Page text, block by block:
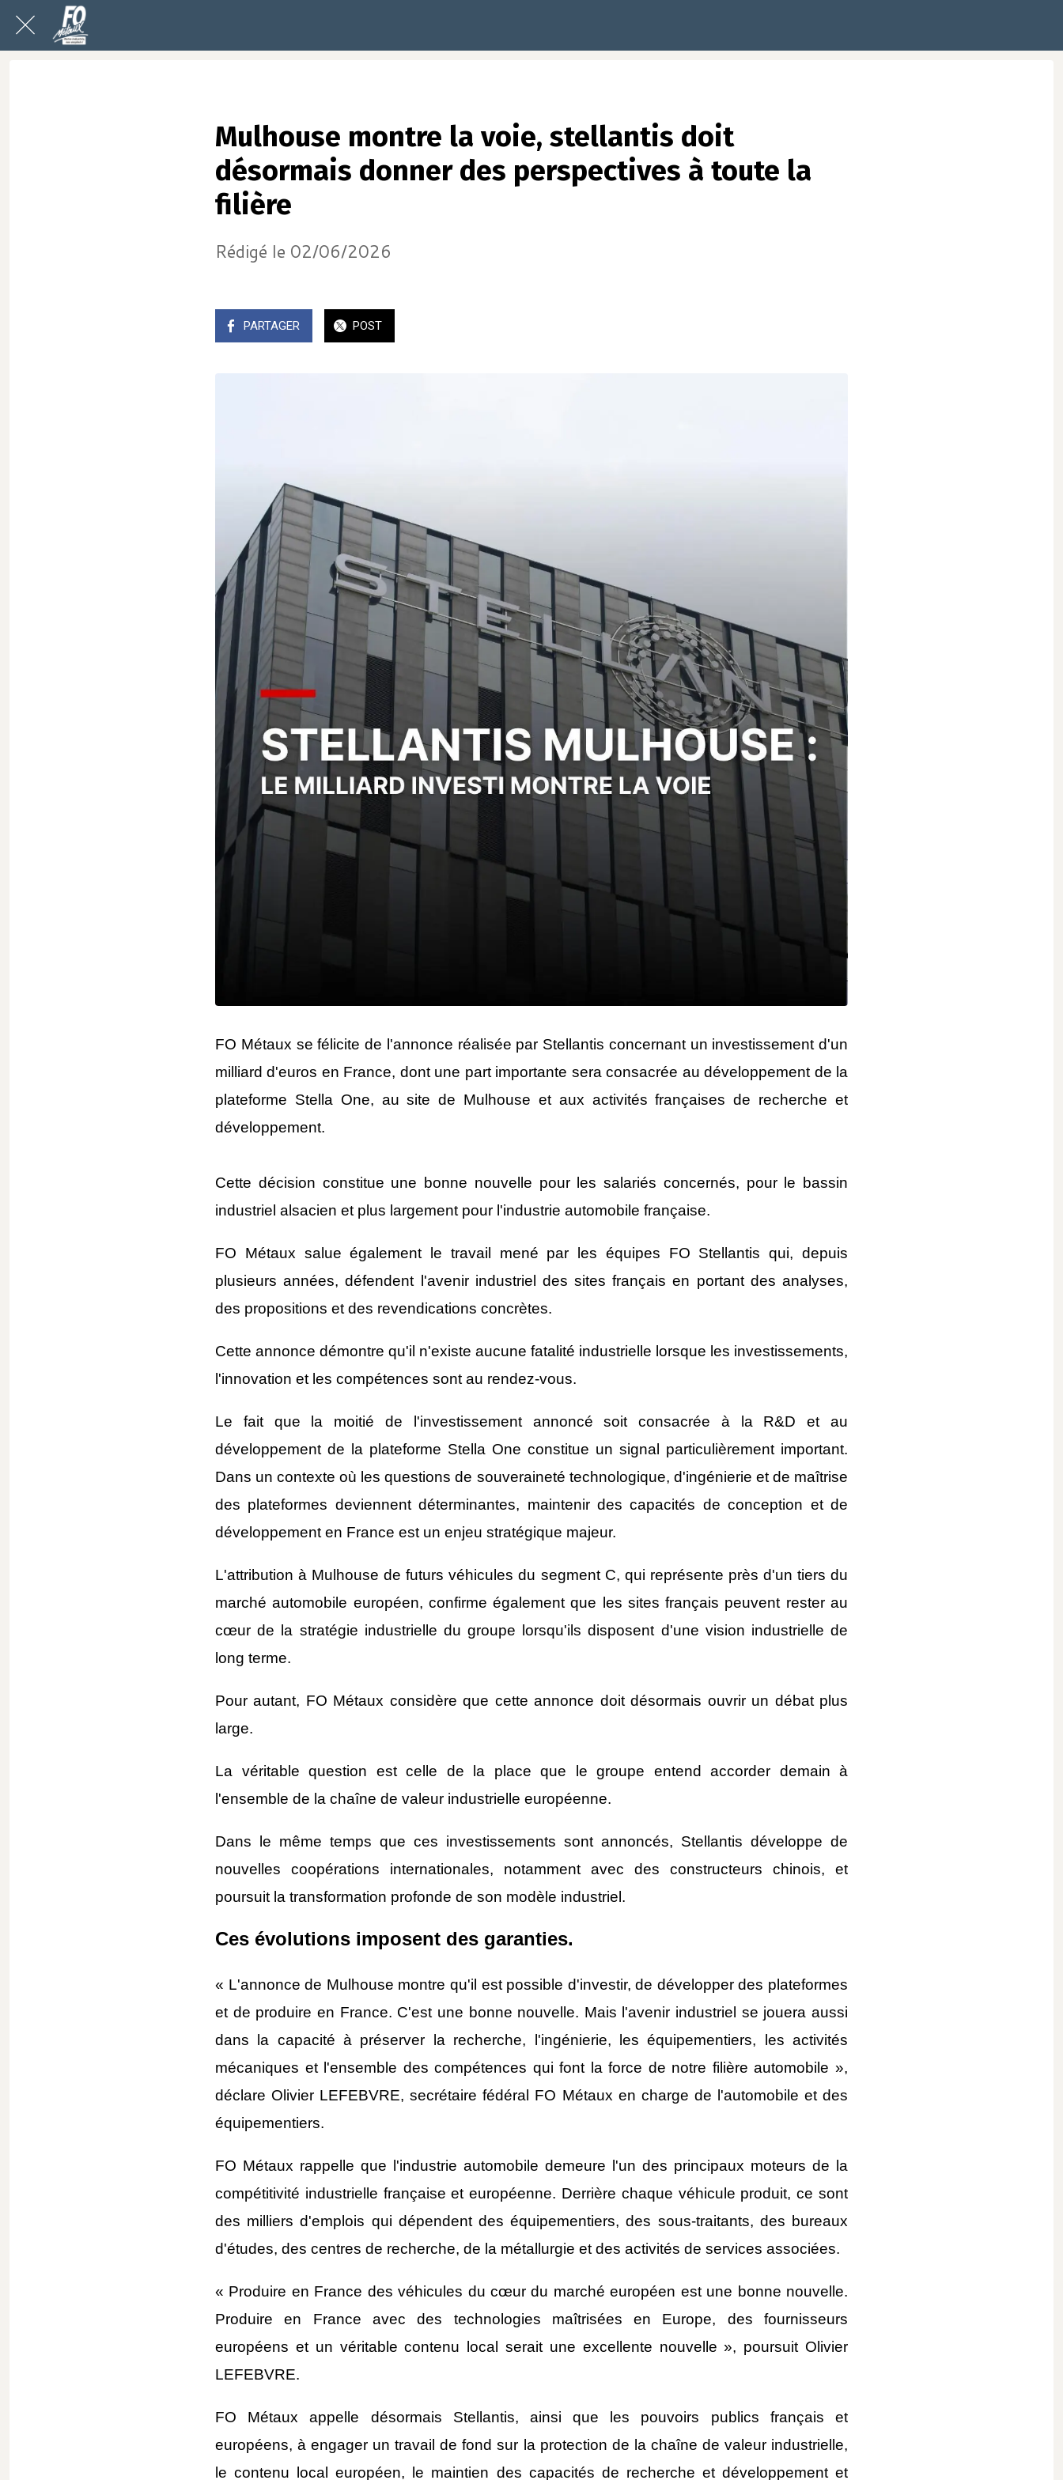
Mulhouse montre la voie, stellantis doit
désormais donner des perspectives à toute la
filière
Rédigé le 02/06/2026
PARTAGER POST
FO Métaux se félicite de l'annonce réalisée par Stellantis concernant un investissement d'un
milliard d'euros en France, dont une part importante sera consacrée au développement de la
plateforme Stella One, au site de Mulhouse et aux activités françaises de recherche et
développement.
Cette décision constitue une bonne nouvelle pour les salariés concernés, pour le bassin
industriel alsacien et plus largement pour l'industrie automobile française.
FO Métaux salue également le travail mené par les équipes FO Stellantis qui, depuis
plusieurs années, défendent l'avenir industriel des sites français en portant des analyses,
des propositions et des revendications concrètes.
Cette annonce démontre qu'il n'existe aucune fatalité industrielle lorsque les investissements,
l'innovation et les compétences sont au rendez-vous.
Le fait que la moitié de l'investissement annoncé soit consacrée à la R&D et au
développement de la plateforme Stella One constitue un signal particulièrement important.
Dans un contexte où les questions de souveraineté technologique, d'ingénierie et de maîtrise
des plateformes deviennent déterminantes, maintenir des capacités de conception et de
développement en France est un enjeu stratégique majeur.
L'attribution à Mulhouse de futurs véhicules du segment C, qui représente près d'un tiers du
marché automobile européen, confirme également que les sites français peuvent rester au
cœur de la stratégie industrielle du groupe lorsqu'ils disposent d'une vision industrielle de
long terme.
Pour autant, FO Métaux considère que cette annonce doit désormais ouvrir un débat plus
large.
La véritable question est celle de la place que le groupe entend accorder demain à
l'ensemble de la chaîne de valeur industrielle européenne.
Dans le même temps que ces investissements sont annoncés, Stellantis développe de
nouvelles coopérations internationales, notamment avec des constructeurs chinois, et
poursuit la transformation profonde de son modèle industriel.
Ces évolutions imposent des garanties.
« L'annonce de Mulhouse montre qu'il est possible d'investir, de développer des plateformes
et de produire en France. C'est une bonne nouvelle. Mais l'avenir industriel se jouera aussi
dans la capacité à préserver la recherche, l'ingénierie, les équipementiers, les activités
mécaniques et l'ensemble des compétences qui font la force de notre filière automobile »,
déclare Olivier LEFEBVRE, secrétaire fédéral FO Métaux en charge de l'automobile et des
équipementiers.
FO Métaux rappelle que l'industrie automobile demeure l'un des principaux moteurs de la
compétitivité industrielle française et européenne. Derrière chaque véhicule produit, ce sont
des milliers d'emplois qui dépendent des équipementiers, des sous-traitants, des bureaux
d'études, des centres de recherche, de la métallurgie et des activités de services associées.
« Produire en France des véhicules du cœur du marché européen est une bonne nouvelle.
Produire en France avec des technologies maîtrisées en Europe, des fournisseurs
européens et un véritable contenu local serait une excellente nouvelle », poursuit Olivier
LEFEBVRE.
FO Métaux appelle désormais Stellantis, ainsi que les pouvoirs publics français et
européens, à engager un travail de fond sur la protection de la chaîne de valeur industrielle,
le contenu local européen, le maintien des capacités de recherche et développement et